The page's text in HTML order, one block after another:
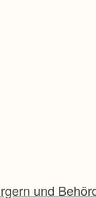
und